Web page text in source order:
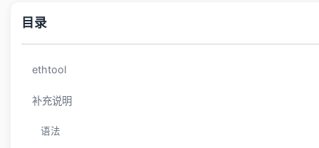
目录
ethtool
补充说明
语法